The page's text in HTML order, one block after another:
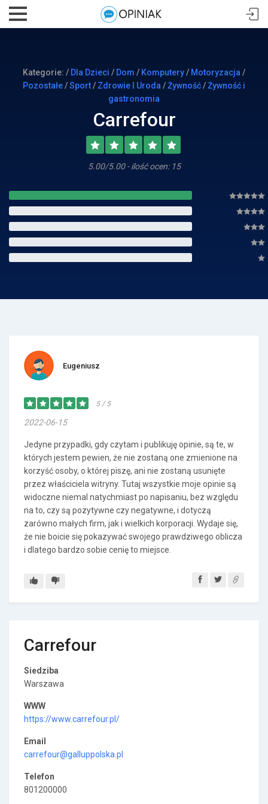
Kategorie: / Dla Dzieci / Dom / Komputery/ Motoryzacja /
Pozostałe/Sport/ Zdrowie I Uroda /Żywność/Żywność i
gastronomia
Carrefour
5.00/5.00 - ilość ocen: 15
Eugeniusz
5 / 5
2022-06-15
Jedyne przypadki, gdy czytam i publikuję opinie, są te, w
których jestem pewien, że nie zostaną one zmienione na
korzyść osoby, o której piszę, ani nie zostaną usunięte
przez właściciela witryny. Tutaj wszystkie moje opinie są
widoczne niemal natychmiast po napisaniu, bez względu
na to, czy są pozytywne czy negatywne, i dotyczą
zarówno małych firm, jak i wielkich korporacji. Wydaje się,
że nie boicie się pokazywać swojego prawdziwego oblicza
i dlatego bardzo sobie cenię to miejsce.
Carrefour
Siedziba
Warszawa
WWW
https://www.carrefour.pl/
Email
carrefour@galluppolska.pl
Telefon
801200000